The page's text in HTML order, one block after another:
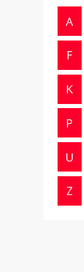
A
F
K
P
U
Z